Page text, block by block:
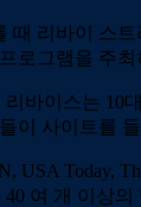
때 리바이 스
로그램을 주
리바이스는
이 사이트를
Today, The
40 여 개 이상